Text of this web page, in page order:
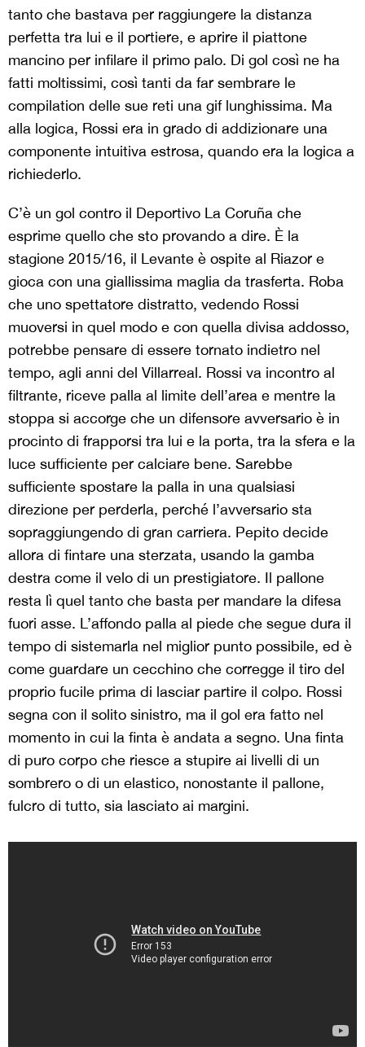
tanto che bastava per raggiungere la distanza
perfetta tra lui e il portiere, e aprire il piattone
mancino per infilare il primo palo. Di gol così ne ha
fatti moltissimi, così tanti da far sembrare le
compilation delle sue reti una gif lunghissima. Ma
alla logica, Rossi era in grado di addizionare una
componente intuitiva estrosa, quando era la logica a
richiederlo.
C’è un gol contro il Deportivo La Coruña che
esprime quello che sto provando a dire. È la
stagione 2015/16, il Levante è ospite al Riazor e
gioca con una giallissima maglia da trasferta. Roba
che uno spettatore distratto, vedendo Rossi
muoversi in quel modo e con quella divisa addosso,
potrebbe pensare di essere tornato indietro nel
tempo, agli anni del Villarreal. Rossi va incontro al
filtrante, riceve palla al limite dell’area e mentre la
stoppa si accorge che un difensore avversario è in
procinto di frapporsi tra lui e la porta, tra la sfera e la
luce sufficiente per calciare bene. Sarebbe
sufficiente spostare la palla in una qualsiasi
direzione per perderla, perché l’avversario sta
sopraggiungendo di gran carriera. Pepito decide
allora di fintare una sterzata, usando la gamba
destra come il velo di un prestigiatore. Il pallone
resta lì quel tanto che basta per mandare la difesa
fuori asse. L’affondo palla al piede che segue dura il
tempo di sistemarla nel miglior punto possibile, ed è
come guardare un cecchino che corregge il tiro del
proprio fucile prima di lasciar partire il colpo. Rossi
segna con il solito sinistro, ma il gol era fatto nel
momento in cui la finta è andata a segno. Una finta
di puro corpo che riesce a stupire ai livelli di un
sombrero o di un elastico, nonostante il pallone,
fulcro di tutto, sia lasciato ai margini.